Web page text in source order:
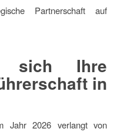
Partnerschaft auf
sich Ihre
in
Jahr 2026 verlangt von